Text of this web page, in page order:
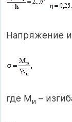
Напряжение
где Ми –